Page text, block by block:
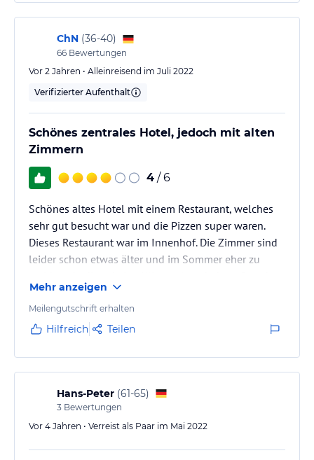
ChN (36-40)
66 Bewertungen
Vor 2 Jahren • Alleinreisend im Juli 2022
Verifizierter Aufenthalt
Schönes zentrales Hotel, jedoch mit alten
Zimmern
4 / 6
Schönes altes Hotel mit einem Restaurant, welches
sehr gut besucht war und die Pizzen super waren.
Dieses Restaurant war im Innenhof. Die Zimmer sind
leider schon etwas älter und im Sommer eher zu
Juli 2022). Aus diesem Grund war es nicht so
angenehm. Frühstock war i.O. Generell kann ich das
Hotel empfehlen, da die Lage auch super ist (direkt in
Mehr anzeigen
Meilengutschrift erhalten
Hilfreich Teilen
Hans-Peter (61-65)
3 Bewertungen
Vor 4 Jahren • Verreist als Paar im Mai 2022